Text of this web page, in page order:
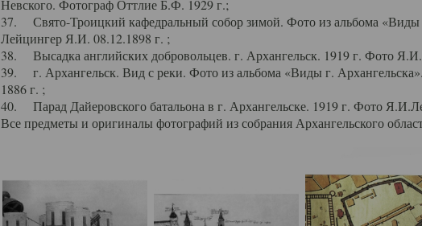
Невского. Фотограф Оттлие Б.Ф. 1929 г.;
37. Свято-Троицкий кафедральный собор зимой. Фото из альбома «Виды
Лейцингер Я.И. 08.12.1898 г. ;
38. Высадка английских добровольцев. г. Архангельск. 1919 г. Фото
39. г. Архангельск. Вид с реки. Фото из альбома «Виды г.
1886 г. ;
40. Парад Дайеровского батальона в г. Архангельске. 1919 г. Фото
Все предметы и оригиналы фотографий из собрания Архангельского